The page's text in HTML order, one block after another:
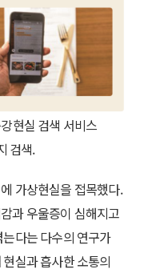
현실 검색 서비스
검색.
가상현실을 접목했다.
과 우울증이 심해지고
다는 다수의 연구가
실과 흡사한 소통의